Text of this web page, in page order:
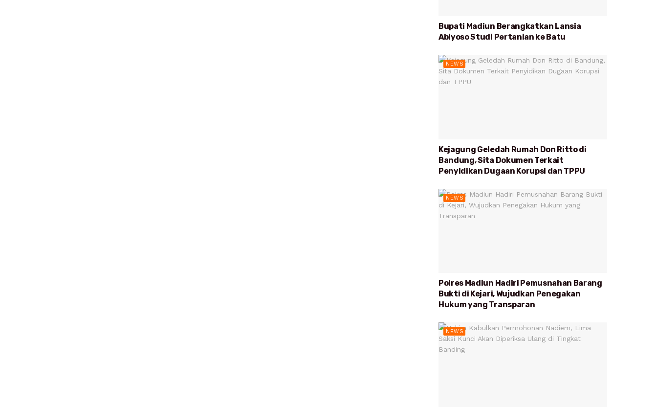
Bupati Madiun Berangkatkan Lansia
Abiyoso Studi Pertanian ke Batu
NEWS
Kejagung Geledah Rumah Don Ritto di
Bandung, Sita Dokumen Terkait
Penyidikan Dugaan Korupsi dan TPPU
NEWS
Polres Madiun Hadiri Pemusnahan Barang
Bukti di Kejari, Wujudkan Penegakan
Hukum yang Transparan
NEWS